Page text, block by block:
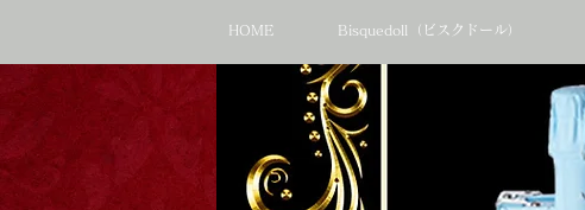
HOME Bisquedoll（ビスクドール）